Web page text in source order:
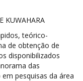
KUWAHARA
teórico-
de obtenção de
disponibilizados
das
pesquisas da área